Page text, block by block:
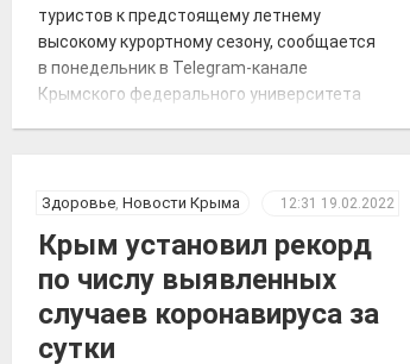
туристов к предстоящему летнему
высокому курортному сезону, сообщается
в понедельник в Telegram-канале
Крымского федерального университета
говорится в сообщении. Также
будет полностью безопасным. За
возможным движением грунтов и камней
Здоровье, Новости Крыма 12:31 19.02.2022
Крым установил рекорд
по числу выявленных
случаев коронавируса за
сутки